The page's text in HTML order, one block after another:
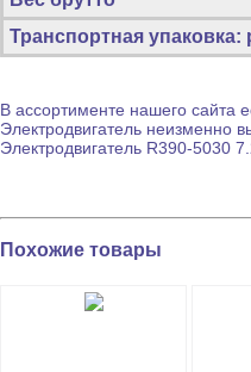
Транспортная упаковка:
В ассортименте нашего сайта
Электродвигатель неизменно
Электродвигатель R390-5030
Похожие товары